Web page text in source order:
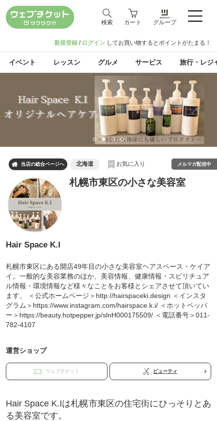
検索 カート グループ
新規登録 / ログイン してお買い物するとポイントがたまる！
イベント レッスン グルメ サービス 旅行・レジ
 当店の総合ページへ 北海道 お気に入り メルマガ配信中
札幌市東区の小さな美容室
Hair Space K.I
札幌市東区にある開店49年目の小さな美容室ヘアスペース・ケイア
イ。一般的な美容業務のほか、美容情報、健康情報・スピリチュア
ル情報・環境情報など様々なことをお客様とシェアさせて頂いてい
ます。 ＜公式ホームページ＞http://hairspaceki.design ＜インスタ
グラム＞https://www.instagram.com/hairspace.k.i/ ＜ホットペッパ
ー＞https://beauty.hotpepper.jp/slnH000175509/ ＜電話番号＞011-
782-4107
運営ショップ
ウェブチケット ビューティ
Hair Space K.Iは札幌市東区の住宅街にひっそりとあ
る美容室です。